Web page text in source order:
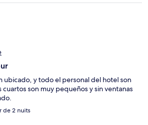
ubicado, y todo el personal del hotel son
son muy pequeños y sin ventanas
de 2 nuits